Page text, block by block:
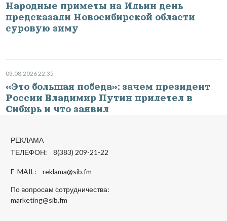
Народные приметы на Ильин день
предсказали Новосибирской области
суровую зиму
03.08.2026 22:35
«Это большая победа»: зачем президент
России Владимир Путин прилетел в
Сибирь и что заявил
РЕКЛАМА
ТЕЛЕФОН: 8(383) 209-21-22
E-MAIL: reklama@sib.fm
По вопросам сотрудничества:
marketing@sib.fm